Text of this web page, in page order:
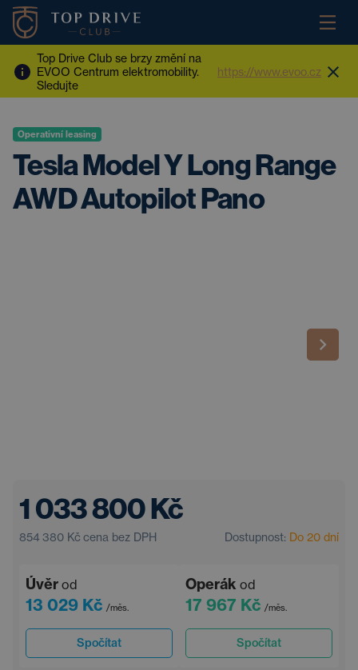
Top Drive Club se brzy změní na
EVOO Centrum elektromobility.
Sledujte
https://www.evoo.cz
Operativní leasing
Tesla Model Y Long Range
AWD Autopilot Pano
1 033 800 Kč
854 380 Kč cena bez DPH Dostupnost: Do 20 dní
Úvěr od
13 029 Kč /měs.
Spočítat
Operák od
17 967 Kč /měs.
Spočítat